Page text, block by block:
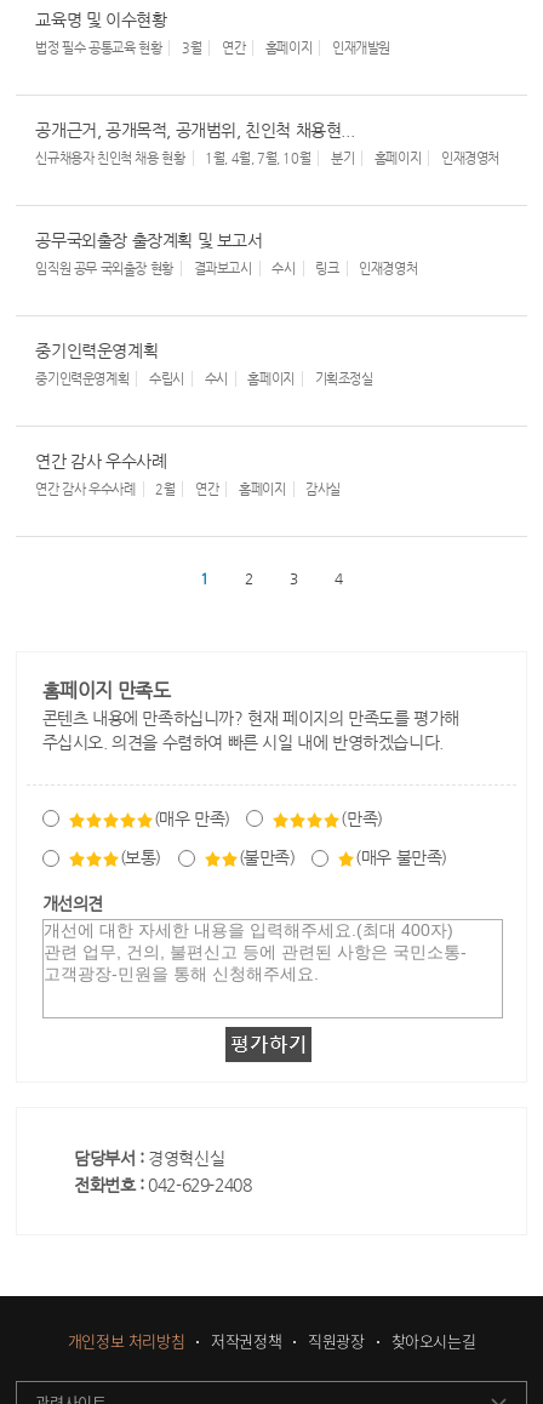
교육명 및 이수현황
법정 필수 공통교육 현황 3월 연간 홈페이지 인재개발원
공개근거, 공개목적, 공개범위, 친인척 채용현...
신규채용자 친인척 채용 현황 1월, 4월, 7월, 10월 분기 홈페이지 인재경영처
공무국외출장 출장계획 및 보고서
임직원 공무 국외출장 현황 결과보고시 수시 링크 인재경영처
중기인력운영계획
중기인력운영계획 수립시 수시 홈페이지 기획조정실
연간 감사 우수사례
연간 감사 우수사례 2월 연간 홈페이지 감사실
1 2 3 4
홈페이지 만족도
콘텐츠 내용에 만족하십니까? 현재 페이지의 만족도를 평가해
주십시오. 의견을 수렴하여 빠른 시일 내에 반영하겠습니다.
(매우 만족) (만족)
(보통) (불만족) (매우 불만족)
개선의견
담당부서 : 경영혁신실
전화번호 : 042-629-2408
개인정보 처리방침 저작권정책 직원광장 찾아오시는길